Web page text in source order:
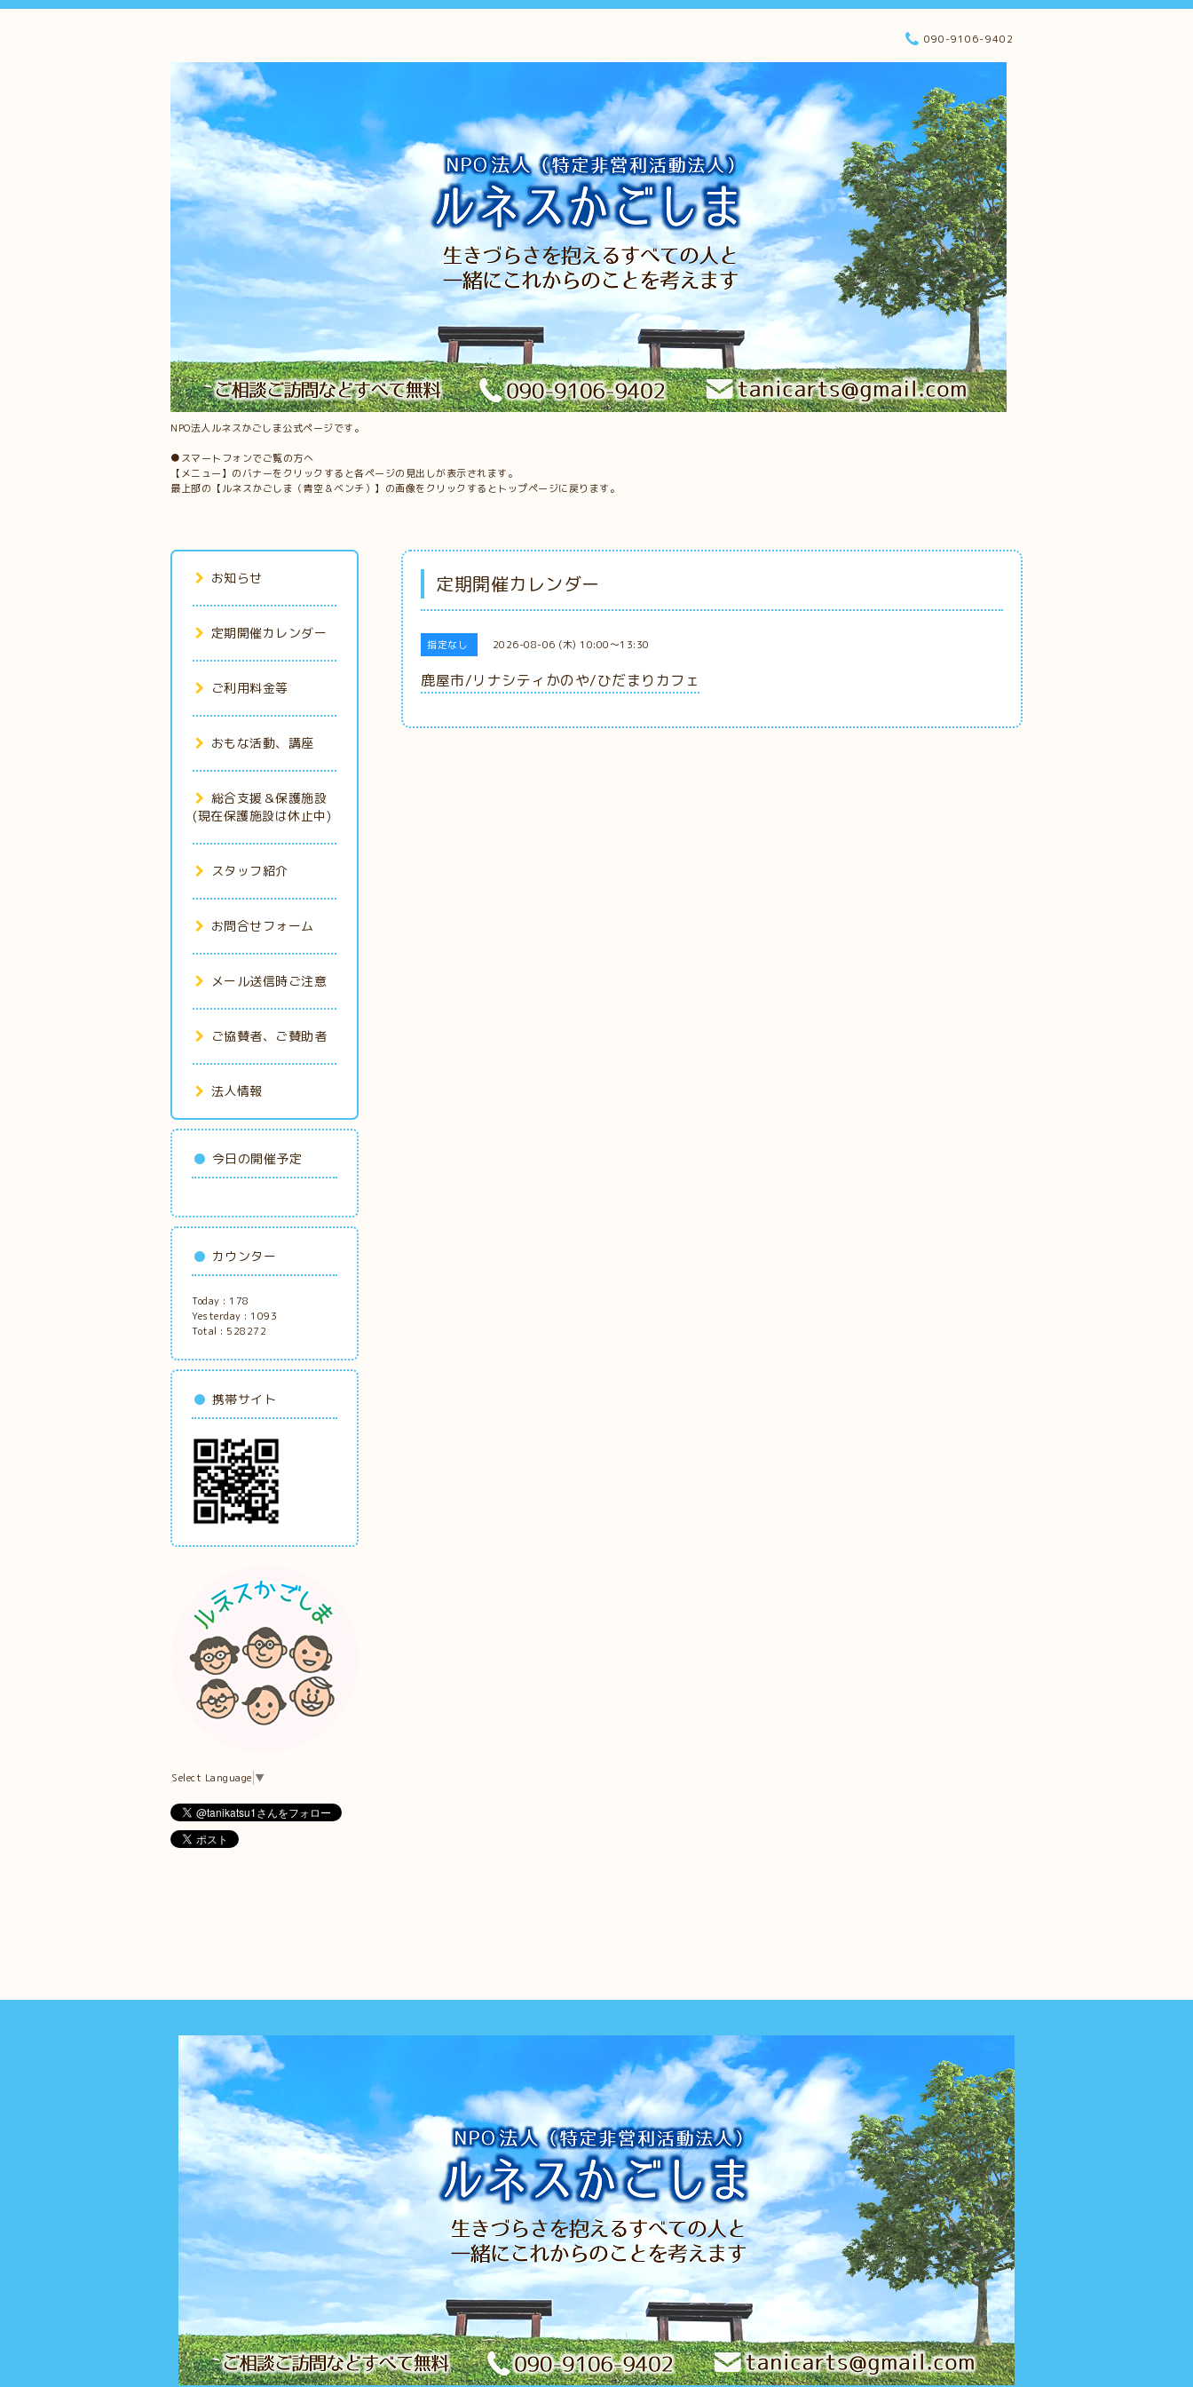
NPO法人ルネスかごしま公式ページです。
●スマートフォンでご覧の方へ
【メニュー】のバナーをクリックすると各ページの見出しが表示されます。
最上部の【ルネスかごしま（青空＆ベンチ）】の画像をクリックするとトップページに戻ります。
090-9106-9402
定期開催カレンダー
指定なし 2026-08-06 (木) 10:00～13:30
鹿屋市/リナシティかのや/ひだまりカフェ
お知らせ
定期開催カレンダー
ご利用料金等
おもな活動、講座
総合支援＆保護施設
(現在保護施設は休止中)
スタッフ紹介
お問合せフォーム
メール送信時ご注意
ご協賛者、ご賛助者
法人情報
今日の開催予定
カウンター
Today : 178
Yesterday : 1093
Total : 528272
携帯サイト
Select Language ▼